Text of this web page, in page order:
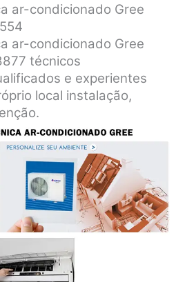
ar-condicionado Gree
ar-condicionado Gree
técnicos
e experientes
local instalação,